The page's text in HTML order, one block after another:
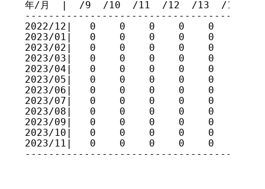
年/月  |  /9  /10  /11  /12  /13  /14  /
2022/12|   0    0    0    0    0    0
2023/01|   0    0    0    0    0    0
2023/02|   0    0    0    0    0    0
2023/03|   0    0    0    0    0    0
2023/04|   0    0    0    0    0    0
2023/05|   0    0    0    0    0    0
2023/06|   0    0    0    0    0    0
2023/07|   0    0    0    0    0    0
2023/08|   0    0    0    0    0    0
2023/09|   0    0    0    0    0    0
2023/10|   0    0    0    0    0    0
2023/11|   0    0    0    0    0    0